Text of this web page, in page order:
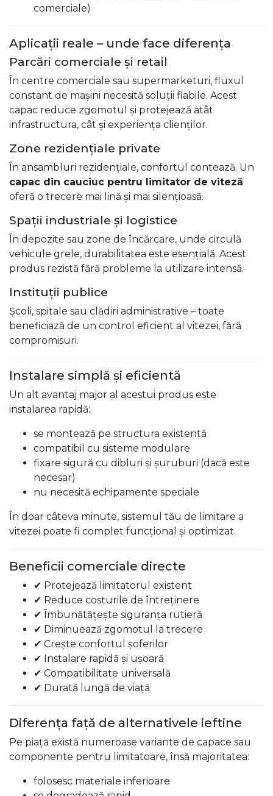
comerciale)
Aplicații reale – unde face diferența
Parcări comerciale și retail
În centre comerciale sau supermarketuri, fluxul
constant de mașini necesită soluții fiabile. Acest
capac reduce zgomotul și protejează atât
infrastructura, cât și experiența clienților.
Zone rezidențiale private
În ansambluri rezidențiale, confortul contează. Un
capac din cauciuc pentru limitator de viteză
oferă o trecere mai lină și mai silențioasă.
Spații industriale și logistice
În depozite sau zone de încărcare, unde circulă
vehicule grele, durabilitatea este esențială. Acest
produs rezistă fără probleme la utilizare intensă.
Instituții publice
Școli, spitale sau clădiri administrative – toate
beneficiază de un control eficient al vitezei, fără
compromisuri.
Instalare simplă și eficientă
Un alt avantaj major al acestui produs este
instalarea rapidă:
se montează pe structura existentă
compatibil cu sisteme modulare
fixare sigură cu dibluri și șuruburi (dacă este
necesar)
nu necesită echipamente speciale
În doar câteva minute, sistemul tău de limitare a
vitezei poate fi complet funcțional și optimizat.
Beneficii comerciale directe
✔ Protejează limitatorul existent
✔ Reduce costurile de întreținere
✔ Îmbunătățește siguranța rutieră
✔ Diminuează zgomotul la trecere
✔ Crește confortul șoferilor
✔ Instalare rapidă și ușoară
✔ Compatibilitate universală
✔ Durată lungă de viață
Diferența față de alternativele ieftine
Pe piață există numeroase variante de capace sau
componente pentru limitatoare, însă majoritatea:
folosesc materiale inferioare